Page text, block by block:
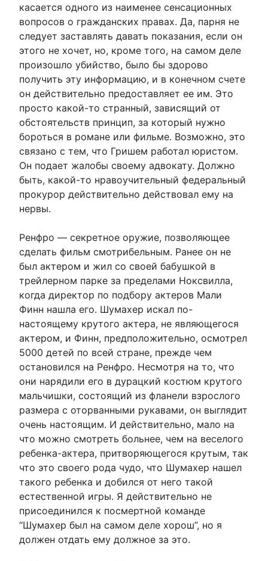
касается одного из наименее сенсационных
вопросов о гражданских правах. Да, парня не
следует заставлять давать показания, если он
этого не хочет, но, кроме того, на самом деле
произошло убийство, было бы здорово
получить эту информацию, и в конечном счете
он действительно предоставляет ее им. Это
просто какой-то странный, зависящий от
обстоятельств принцип, за который нужно
бороться в романе или фильме. Возможно, это
связано с тем, что Гришем работал юристом.
Он подает жалобы своему адвокату. Должно
быть, какой-то нравоучительный федеральный
прокурор действительно действовал ему на
нервы.
Ренфро — секретное оружие, позволяющее
сделать фильм смотрибельным. Ранее он не
был актером и жил со своей бабушкой в
трейлерном парке за пределами Ноксвилла,
когда директор по подбору актеров Мали
Финн нашла его. Шумахер искал по-
настоящему крутого актера, не являющегося
актером, и Финн, предположительно, осмотрел
5000 детей по всей стране, прежде чем
остановился на Ренфро. Несмотря на то, что
они нарядили его в дурацкий костюм крутого
мальчишки, состоящий из фланели взрослого
размера с оторванными рукавами, он выглядит
очень настоящим. И действительно, мало на
что можно смотреть больнее, чем на веселого
ребенка-актера, притворяющегося крутым, так
что это своего рода чудо, что Шумахер нашел
такого ребенка и добился от него такой
естественной игры. Я действительно не
присоединился к посмертной команде
“Шумахер был на самом деле хорош”, но я
должен отдать ему должное за это.